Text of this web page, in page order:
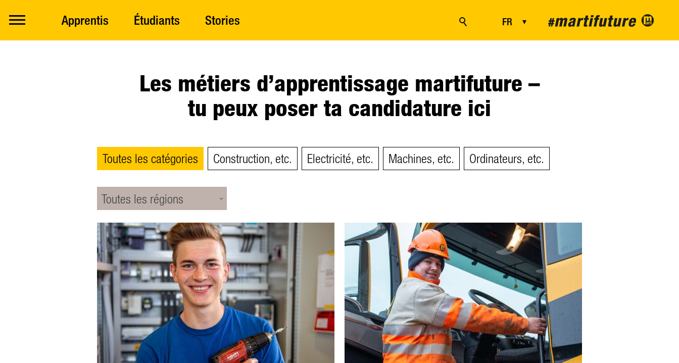
FR
DE
Apprentis Étudiants Stories
Les métiers d’apprentissage martifuture –
tu peux poser ta candidature ici
Toutes les catégories Construction, etc. Electricité, etc. Machines, etc. Ordinateurs, etc.
Toutes les régions